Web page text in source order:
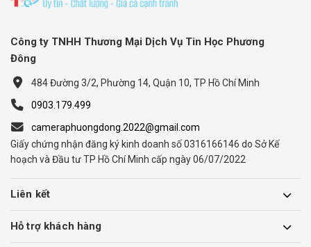
Công ty TNHH Thương Mại Dịch Vụ Tin Học Phương
Đông
484 Đường 3/2, Phường 14, Quận 10, TP Hồ Chí Minh
0903.179.499
cameraphuongdong.2022@gmail.com
Giấy chứng nhận đăng ký kinh doanh số 0316166146 do Sở Kế
hoạch và Đầu tư TP Hồ Chí Minh cấp ngày 06/07/2022
Liên kết
Hỗ trợ khách hàng